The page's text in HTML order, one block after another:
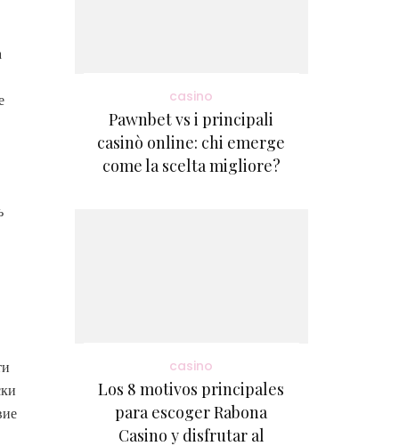
casino
Pawnbet vs i principali
casinò online: chi emerge
come la scelta migliore?
casino
Los 8 motivos principales
para escoger Rabona
Casino y disfrutar al